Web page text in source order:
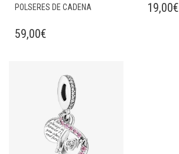
POLSERES DE CADENA
59,00€
19,00€